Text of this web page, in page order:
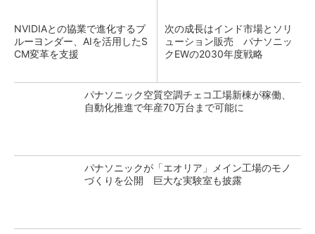
NVIDIAとの協業で進化するブ
ルーヨンダー、AIを活用したS
CM変革を支援
次の成長はインド市場とソリ
ューション販売 パナソニッ
クEWの2030年度戦略
パナソニック空質空調チェコ工場新棟が稼働、
自動化推進で年産70万台まで可能に
パナソニックが「エオリア」メイン工場のモノ
づくりを公開 巨大な実験室も披露